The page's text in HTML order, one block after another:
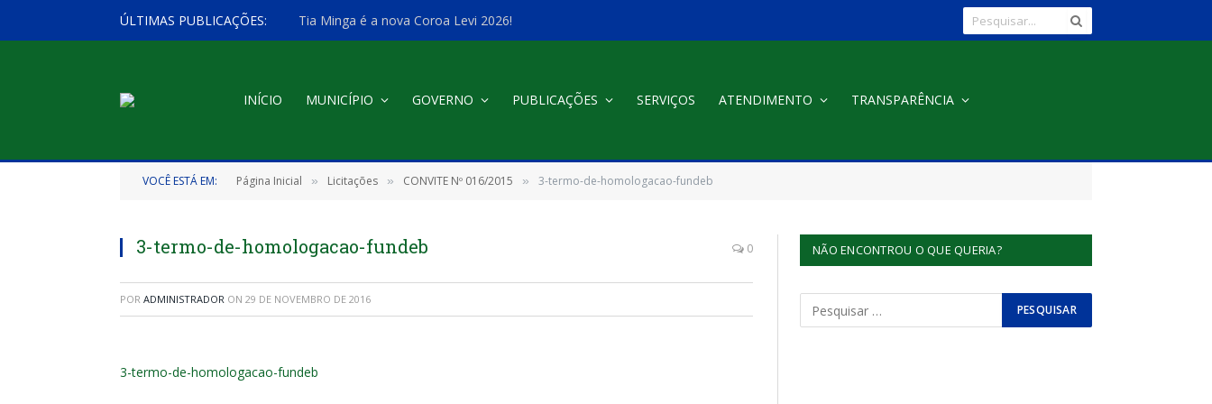
ÚLTIMAS PUBLICAÇÕES: Tia Minga é a nova Coroa Levi 2026!
INÍCIO MUNICÍPIO GOVERNO PUBLICAÇÕES SERVIÇOS ATENDIMENTO TRANSPARÊNCIA
VOCÊ ESTÁ EM: Página Inicial » Licitações » CONVITE Nº 016/2015 » 3-termo-de-homologacao-fundeb
3-termo-de-homologacao-fundeb 0
POR ADMINISTRADOR ON 29 DE NOVEMBRO DE 2016
3-termo-de-homologacao-fundeb
NÃO ENCONTROU O QUE QUERIA?